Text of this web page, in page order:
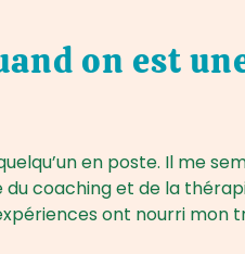
on est
en poste. Il me
du coaching et de la
ont nourri mon